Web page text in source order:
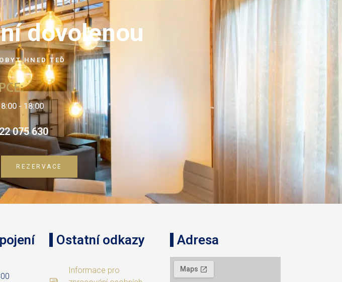
dovolenou
HNED TEĎ
8:00 - 18:00
075 630
REZERVACE
Ostatní odkazy
Informace pro
Adresa